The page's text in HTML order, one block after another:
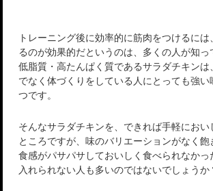
トレーニング後に効率的に筋肉をつけるに
るのが効果的だというのは、多くの人が知っ
低脂質・高たんぱく質であるサラダチキン
でなく体づくりをしている人にとっても強い
つです。
そんなサラダチキンを、できれば手軽にお
ところですが、味のバリエーションがなく飽
食感がパサパサしておいしく食べられなかっ
入れられない人も多いのではないでしょうか